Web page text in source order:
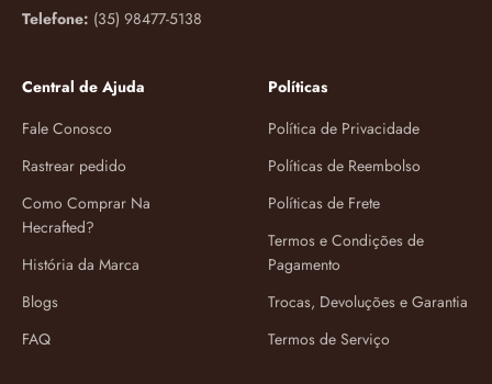
Telefone: (35) 98477-5138
Central de Ajuda
Fale Conosco
Rastrear pedido
Como Comprar Na
Hecrafted?
História da Marca
Blogs
FAQ
Políticas
Política de Privacidade
Políticas de Reembolso
Políticas de Frete
Termos e Condições de
Pagamento
Trocas, Devoluções e Garantia
Termos de Serviço